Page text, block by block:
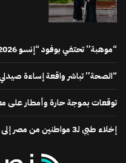
“موهبة” تحتفي بوفود “إنسو 2026” في ليلة عالمية
“الصحة” تباشر واقعة إساءة
توقعات بموجة حارة وأمطار على
إخلاء طبي لـ3 مواطنين من مصر إلى المملكة